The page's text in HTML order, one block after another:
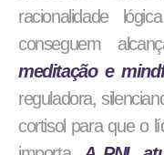
racionalidade
conseguem
meditação e
reguladora,
cortisol para que o